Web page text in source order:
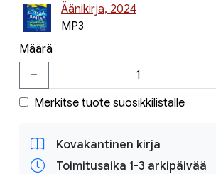
Äänikirja, 2024
MP3
Määrä
Merkitse tuote suosikkilistalle
Kovakantinen kirja
Toimitusaika 1-3 arkipäivää